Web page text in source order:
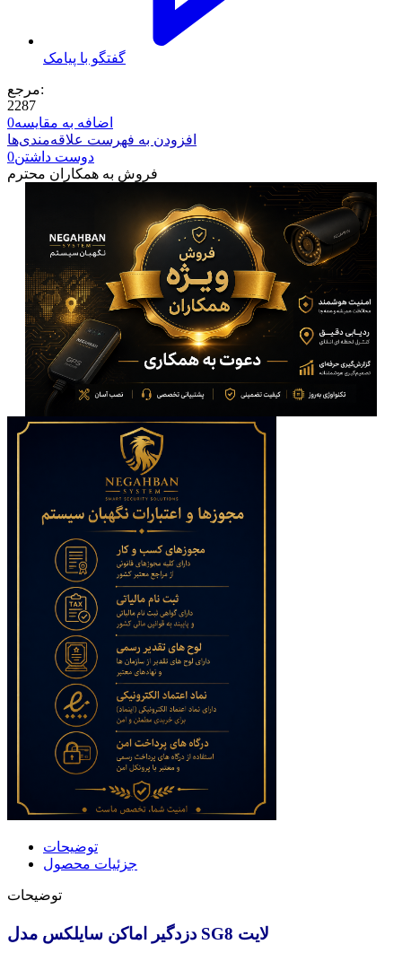
گفتگو با پیامک
مرجع:
2287
اضافه به مقایسه0
افزودن به فهرست علاقه‌مندی‌ها
دوست داشتن0
فروش به همکاران محترم
توضیحات
جزئیات محصول
توضیحات
دزدگیر اماکن سایلکس مدل SG8 لایت